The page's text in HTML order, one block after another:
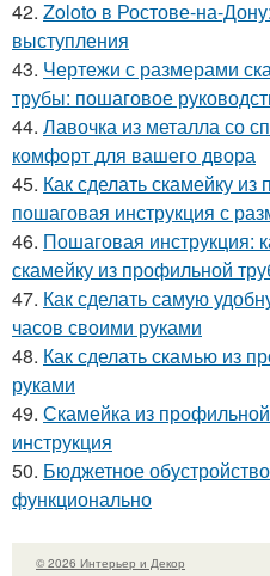
42. Zoloto в Ростове-на-
выступления
43. Чертежи с размерами
трубы: пошаговое
44. Лавочка из металла со
комфорт для вашего двора
45. Как сделать скамейку
пошаговая инструкция с
46. Пошаговая инструкция:
скамейку из профильной
47. Как сделать самую
часов своими руками
48. Как сделать скамью из
руками
49. Скамейка из
инструкция
50. Бюджетное
функционально
© 2026 Интерьер и Декор